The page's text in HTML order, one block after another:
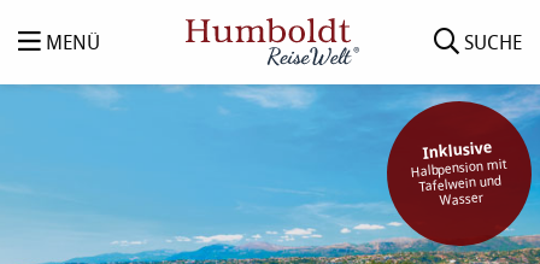
MENÜ SUCHE
Inklusive
Halbpension mit
Tafelwein und
Wasser